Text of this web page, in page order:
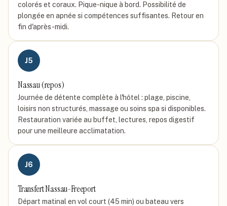
colorés et coraux. Pique-nique à bord. Possibilité de
plongée en apnée si compétences suffisantes. Retour en
fin d'après-midi.
J5
Nassau (repos)
Journée de détente complète à l'hôtel : plage, piscine,
loisirs non structurés, massage ou soins spa si disponibles.
Restauration variée au buffet, lectures, repos digestif
pour une meilleure acclimatation.
J6
Transfert Nassau-Freeport
Départ matinal en vol court (45 min) ou bateau vers